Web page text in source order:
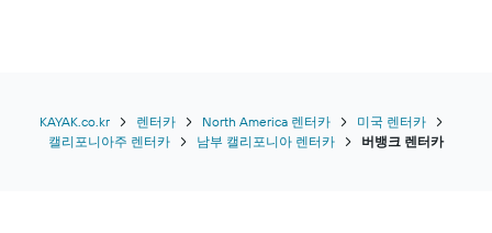
KAYAK.co.kr 렌터카 North America 렌터카
미국 렌터카
캘리포니아주 렌터카
남부 캘리포니아 렌터카 버뱅크 렌터카